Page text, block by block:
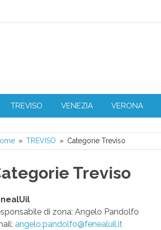
TREVISO VENEZIA VERONA
TREVISO Categorie Treviso
Treviso
di zona: Angelo Pandolfo
angelo.pandolfo@fenealuil.it